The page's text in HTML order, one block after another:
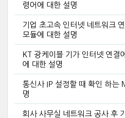
령어에 대한 설명
기업 초고속 인터넷 네트워크
모듈에 대한 설명
KT 광케이블 기가 인터넷 연결
에 대한 설명
통신사 IP 설정할 때 확인 하는
명
회사 사무실 네트워크 공사 후